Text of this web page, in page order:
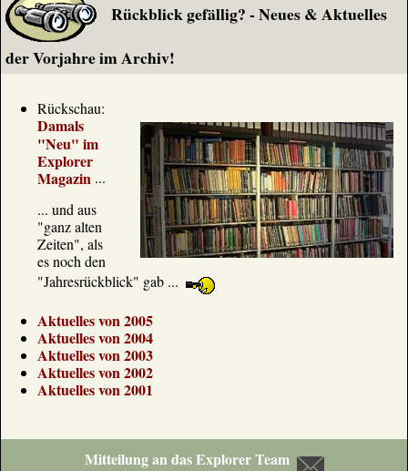
Rückblick gefällig? - Neues & Aktuelles
der Vorjahre im Archiv!
Rückschau:
Damals
"Neu" im
Explorer
Magazin ...
... und aus
"ganz alten
Zeiten", als
es noch den
"Jahresrückblick" gab ...
Aktuelles von 2005
Aktuelles von 2004
Aktuelles von 2003
Aktuelles von 2002
Aktuelles von 2001
Mitteilung an das Explorer Team